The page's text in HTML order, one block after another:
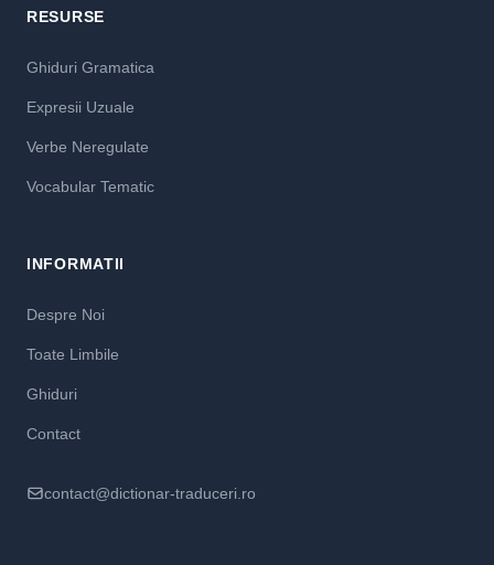
RESURSE
Ghiduri Gramatica
Expresii Uzuale
Verbe Neregulate
Vocabular Tematic
INFORMATII
Despre Noi
Toate Limbile
Ghiduri
Contact
contact@dictionar-traduceri.ro